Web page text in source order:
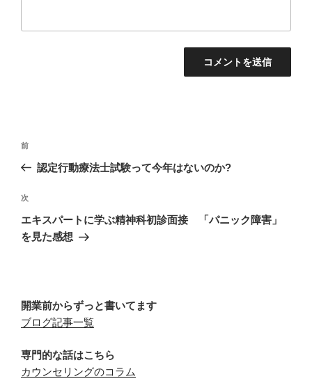
投
ビ
ゲ
ー
前
の
稿
前
認定行動療法士試験って今年はないのか?
次
の
投
次
エキスパートに学ぶ精神科初診面接 「パニック障害」
を見た感想
開業前からずっと書いてます
ブログ記事一覧
専門的な話はこちら
カウンセリングのコラム